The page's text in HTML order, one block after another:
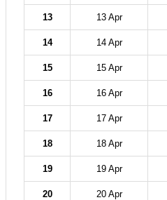
13 13 Apr
14 14 Apr
15 15 Apr
16 16 Apr
17 17 Apr
18 18 Apr
19 19 Apr
20 20 Apr